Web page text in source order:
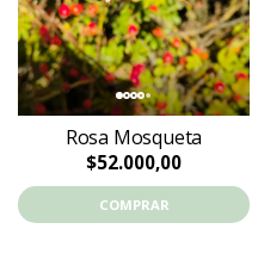
Rosa Mosqueta
$52.000,00
COMPRAR